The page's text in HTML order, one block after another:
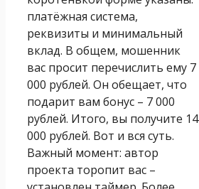
платёжная система,
реквизиты и минимальный
вклад. В общем, мошенник
вас просит перечислить ему 7
000 рублей. Он обещает, что
подарит вам бонус – 7 000
рублей. Итого, вы получите 14
000 рублей. Вот и вся суть.
Важный момент: автор
проекта торопит вас –